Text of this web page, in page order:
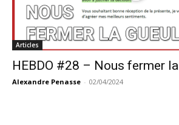
Articles
HEBDO #28 – Nous fermer
Alexandre Penasse - 02/04/2024